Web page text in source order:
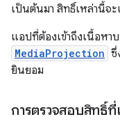
เป็นต้นมา สิทธิ์เหล่านี้จะ
แอปที่ต้องเข้าถึงเนื้อหา
MediaProjection ซึ่
ยินยอม
การตรวจสอบสิทธิ์